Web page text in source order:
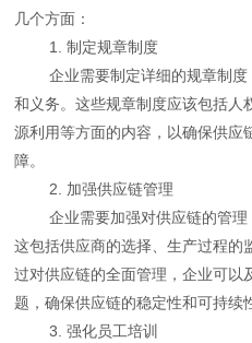
几个方面：
1. 制定规章制度
企业需要制定详细的规章制度
和义务。这些规章制度应该包括人
源利用等方面的内容，以确保供应
障。
2. 加强供应链管理
企业需要加强对供应链的管理
这包括供应商的选择、生产过程的
过对供应链的全面管理，企业可以
题，确保供应链的稳定性和可持续
3. 强化员工培训